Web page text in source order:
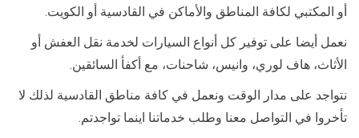
أو المكتبي لكافة المناطق والأماكن في القادسية أو الكويت.
نعمل أيضا على توفير كل أنواع السيارات لخدمة نقل العفش أو
الأثاث، هاف لوري، وانيس، شاحنات، مع أكفأ السائقين.
نتواجد على مدار الوقت ونعمل في كافة مناطق القادسية لذلك لا
تأخروا في التواصل معنا وطلب خدماتنا اينما تواجدتم.